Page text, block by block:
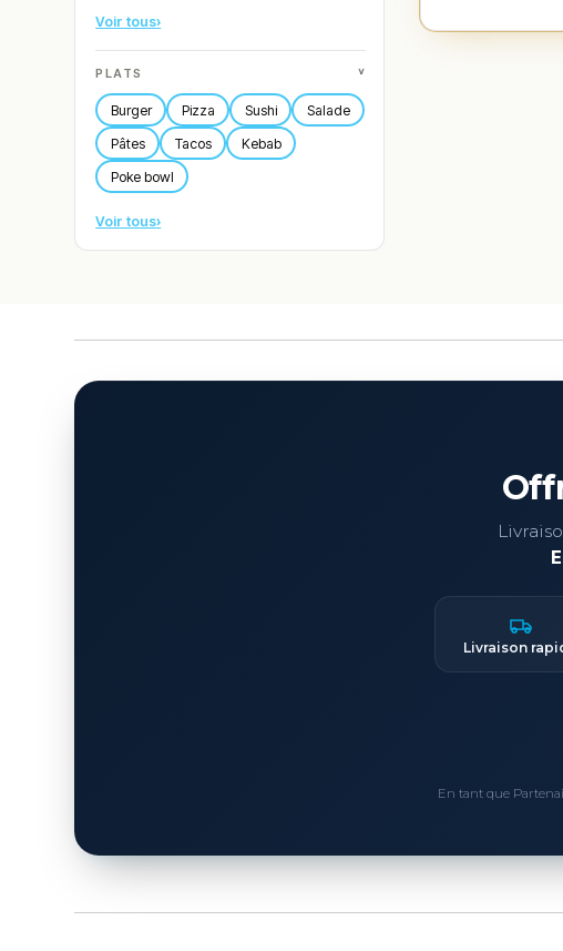
Voir tous›
PLATS ˅
Burger Pizza Sushi
Salade
Pâtes
Tacos
Kebab
Poke bowl
Voir tous›
Livraison
En tant que